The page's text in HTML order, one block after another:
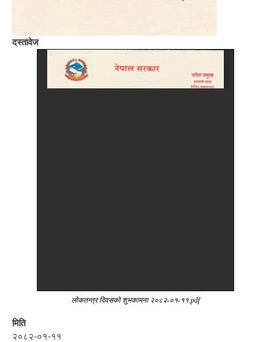
दस्तावेज
लोकतन्त्र दिवसको शुभकामना २०८२-०१-११.pdf
मिति
२०८२-०१-११